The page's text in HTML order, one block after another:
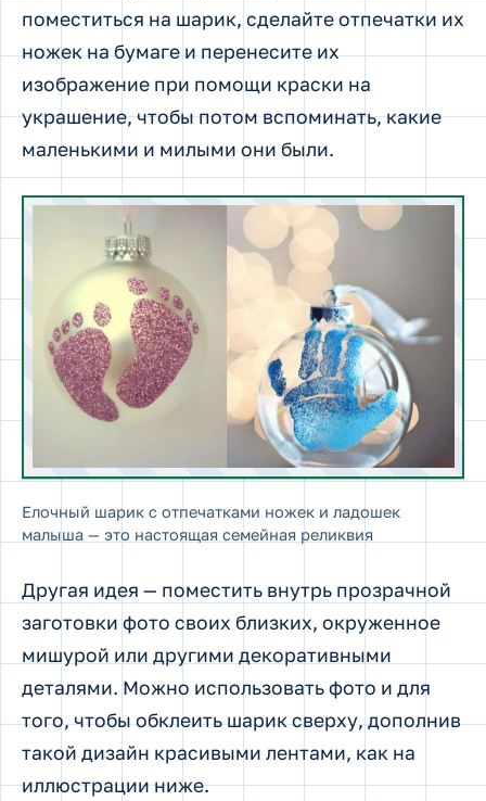
поместиться на шарик, сделайте отпечатки их
ножек на бумаге и перенесите их
изображение при помощи краски на
украшение, чтобы потом вспоминать, какие
маленькими и милыми они были.
Елочный шарик с отпечатками ножек и ладошек
малыша — это настоящая семейная реликвия
Другая идея — поместить внутрь прозрачной
заготовки фото своих близких, окруженное
мишурой или другими декоративными
деталями. Можно использовать фото и для
того, чтобы обклеить шарик сверху, дополнив
такой дизайн красивыми лентами, как на
иллюстрации ниже.